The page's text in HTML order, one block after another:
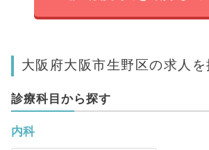
大阪府大阪市生野区の求人を
診療科目から探す
内科